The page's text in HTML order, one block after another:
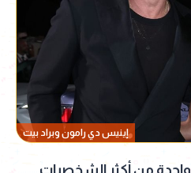
إينيس دي رامون وبراد بيت
واحدة من أكثر الشخصيات